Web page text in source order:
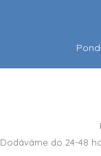
Dodáváme do 24-48